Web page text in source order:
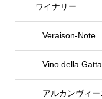
ワイナリー
Veraison-Note
Vino della
アルカンヴィー